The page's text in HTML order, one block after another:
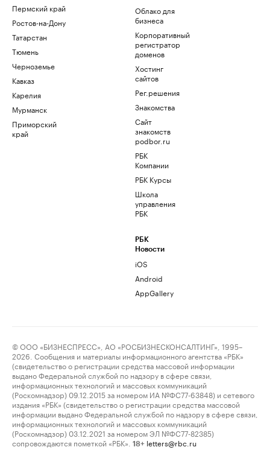
Пермский край
Ростов-на-Дону
Татарстан
Тюмень
Черноземье
Кавказ
Карелия
Мурманск
Приморский
край
Облако для
бизнеса
Корпоративный
регистратор
доменов
Хостинг
сайтов
Рег.решения
Знакомства
Сайт
знакомств
podbor.ru
РБК
Компании
РБК Курсы
Школа
управления
РБК
РБК
Новости
iOS
Android
AppGallery
© ООО «БИЗНЕСПРЕСС», АО «РОСБИЗНЕСКОНСАЛТИНГ», 1995–
2026. Сообщения и материалы информационного агентства «РБК»
(свидетельство о регистрации средства массовой информации
выдано Федеральной службой по надзору в сфере связи,
информационных технологий и массовых коммуникаций
(Роскомнадзор) 09.12.2015 за номером ИА №ФС77-63848) и сетевого
издания «РБК» (свидетельство о регистрации средства массовой
информации выдано Федеральной службой по надзору в сфере связи,
информационных технологий и массовых коммуникаций
(Роскомнадзор) 03.12.2021 за номером ЭЛ №ФС77-82385)
сопровождаются пометкой «РБК».
18+ letters@rbc.ru